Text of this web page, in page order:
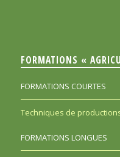
FORMATIONS «
FORMATIONS COURTES
Techniques de
FORMATIONS LONGUES